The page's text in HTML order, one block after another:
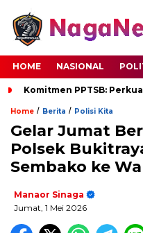
HOME NASIONAL
Komitmen PPTSB:
Home / Berita / Polisi Kita
Gelar Jumat
Polsek
Sembako ke
Manaor Sinaga
Jumat, 1 Mei 2026